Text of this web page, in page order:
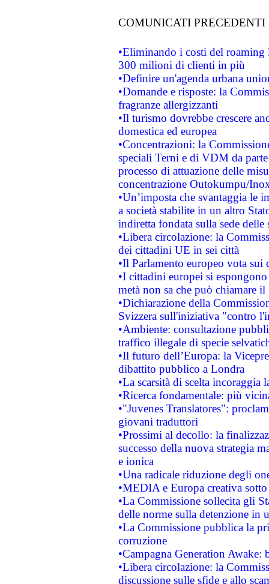
COMUNICATI PRECEDENTI
•Eliminando i costi del roaming
300 milioni di clienti in più
•Definire un'agenda urbana
•Domande e risposte: la
fragranze allergizzanti
•Il turismo dovrebbe crescere
domestica ed europea
•Concentrazioni: la
speciali Terni e di VDM da
processo di attuazione delle
concentrazione Outokumpu/
•Un’imposta che svantaggia le
a società stabilite in un altro
indiretta fondata sulla sede delle
•Libera circolazione: la
dei cittadini UE in sei città
•Il Parlamento europeo vota sui
•I cittadini europei si
metà non sa che può chiamare
•Dichiarazione della
Svizzera sull'iniziativa "contro
•Ambiente: consultazione
traffico illegale di specie
•Il futuro dell’Europa: la
dibattito pubblico a Londra
•La scarsità di scelta
•Ricerca fondamentale: più
•"Juvenes Translatores":
giovani traduttori
•Prossimi al decollo: la
successo della nuova strategia
e ionica
•Una radicale riduzione degli
•MEDIA e Europa creativa
•La Commissione sollecita gli
delle norme sulla detenzione in
•La Commissione pubblica la
corruzione
•Campagna Generation
•Libera circolazione: la
discussione sulle sfide e allo